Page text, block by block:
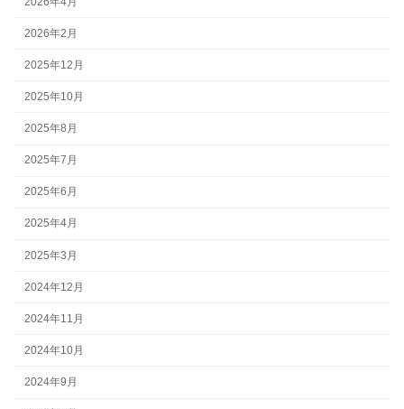
2026年2月
2025年12月
2025年10月
2025年8月
2025年7月
2025年6月
2025年4月
2025年3月
2024年12月
2024年11月
2024年10月
2024年9月